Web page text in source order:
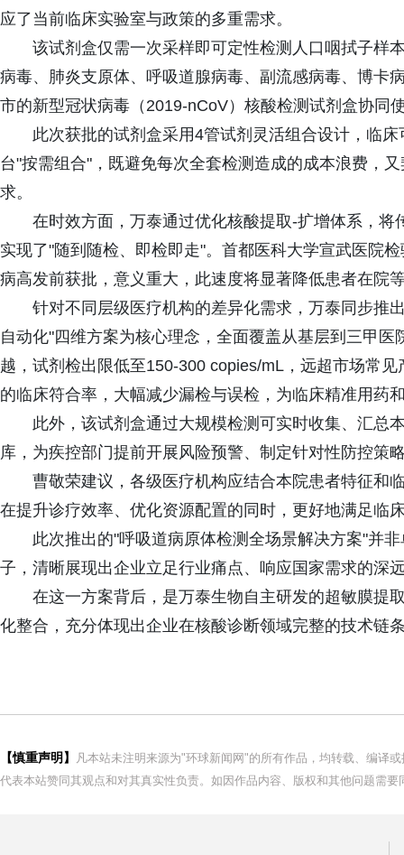
应了当前临床实验室与政策的多重需求。
该试剂盒仅需一次采样即可定性检测人口咽拭子样
病毒、肺炎支原体、呼吸道腺病毒、副流感病毒、博卡
市的新型冠状病毒（2019-nCoV）核酸检测试剂盒协同
此次获批的试剂盒采用4管试剂灵活组合设计，临
台"按需组合"，既避免每次全套检测造成的成本浪费，
求。
在时效方面，万泰通过优化核酸提取-扩增体系，
实现了"随到随检、即检即走"。首都医科大学宣武医院
病高发前获批，意义重大，此速度将显著降低患者在院
针对不同层级医疗机构的差异化需求，万泰同步推
自动化"四维方案为核心理念，全面覆盖从基层到三甲
越，试剂检出限低至150-300 copies/mL，远超市场常
的临床符合率，大幅减少漏检与误检，为临床精准用药
此外，该试剂盒通过大规模检测可实时收集、汇总
库，为疾控部门提前开展风险预警、制定针对性防控策
曹敬荣建议，各级医疗机构应结合本院患者特征和
在提升诊疗效率、优化资源配置的同时，更好地满足临
此次推出的"呼吸道病原体检测全场景解决方案"并
子，清晰展现出企业立足行业痛点、响应国家需求的深
在这一方案背后，是万泰生物自主研发的超敏膜提
化整合，充分体现出企业在核酸诊断领域完整的技术链
【慎重声明】
凡本站未注明来源为"环球新闻网"的所有作品，均转载、编译
代表本站赞同其观点和对其真实性负责。如因作品内容、版权和其他问题需